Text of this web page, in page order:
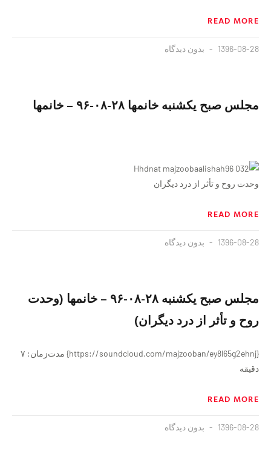
READ MORE
1396-08-28 بدون دیدگاه
مجلس صبح یکشنبه خانمها ۲۸-۰۸-۹۶ – خانمها
وحدت روح و تأثر از درد دیگران
READ MORE
1396-08-28 بدون دیدگاه
مجلس صبح یکشنبه ۲۸-۰۸-۹۶ – خانمها (وحدت
روح و تأثر از درد دیگران)
{https://soundcloud.com/majzooban/ey8l65g2ehnj} مدت‌زمان: ۷
دقيقه
READ MORE
1396-08-28 بدون دیدگاه